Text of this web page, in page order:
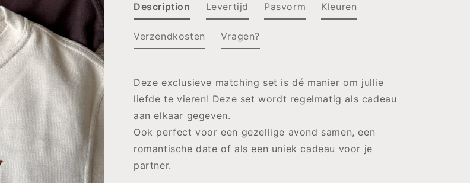
en
&#39;Mommy&#39;
en
&#39;Mommy&#39;
Description
Deze exclusieve matching set is dé manier om jullie
liefde te vieren! Deze set wordt regelmatig als cadeau
aan elkaar gegeven.
Ook perfect voor een gezellige avond samen, een
romantische date of als een uniek cadeau voor je
partner.
Levertijd Pasvorm Kleuren
Verzendkosten Vragen?